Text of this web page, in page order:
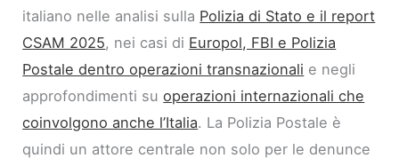
italiano nelle analisi sulla Polizia di Stato e il report
CSAM 2025, nei casi di Europol, FBI e Polizia
Postale dentro operazioni transnazionali e negli
approfondimenti suoperazioni internazionali che
coinvolgono anche l’Italia. La Polizia Postale è
quindi un attore centrale non solo per le denunce